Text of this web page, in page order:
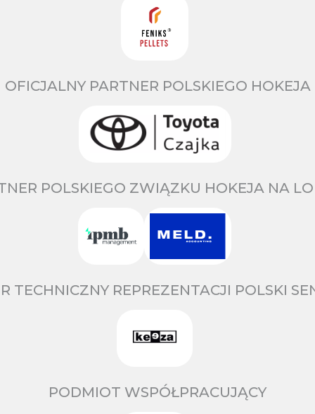
OFICJALNY PARTNER POLSKIEGO HOKEJA
POLSKIEGO ZWIĄZKU HOKEJA NA
TECHNICZNY REPREZENTACJI POLSKI
PODMIOT WSPÓŁPRACUJĄCY